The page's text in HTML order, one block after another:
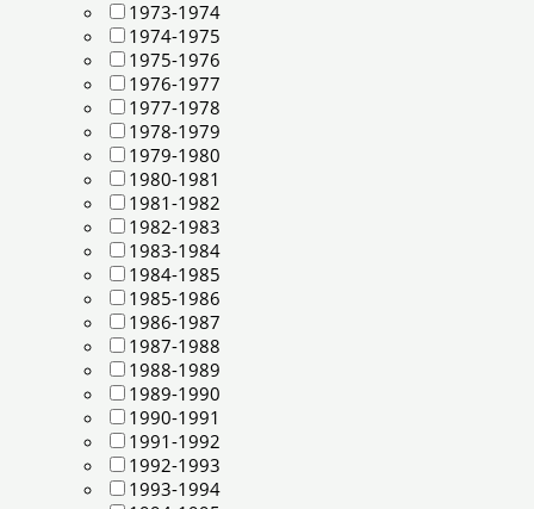
1973-1974
1974-1975
1975-1976
1976-1977
1977-1978
1978-1979
1979-1980
1980-1981
1981-1982
1982-1983
1983-1984
1984-1985
1985-1986
1986-1987
1987-1988
1988-1989
1989-1990
1990-1991
1991-1992
1992-1993
1993-1994